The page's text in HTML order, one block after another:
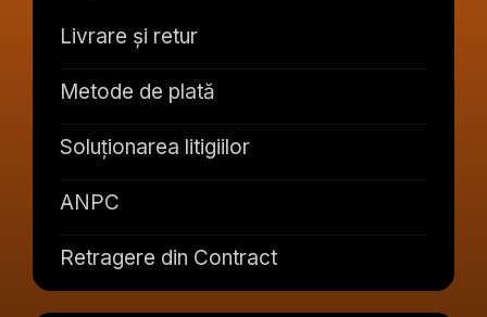
Livrare și retur
Metode de plată
Soluționarea litigiilor
ANPC
Retragere din Contract